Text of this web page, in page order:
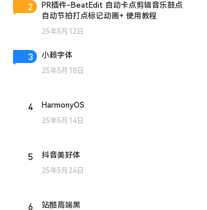
2
PR插件-BeatEdit 自动卡点剪辑音乐鼓点
自动节拍打点标记动画+ 使用教程
25年5月12日
3 小赖字体
25年5月18日
4 HarmonyOS
25年5月14日
5 抖音美好体
25年5月24日
6 站酷高端黑